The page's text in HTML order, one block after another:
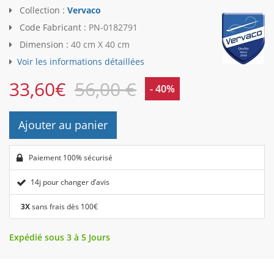
Collection : Vervaco
Code Fabricant : PN-0182791
Dimension : 40 cm X 40 cm
Voir les informations détaillées
33,60€ 56,00 € - 40%
Ajouter au panier
Paiement 100% sécurisé
14j pour changer d’avis
3Xsans frais dès 100€
Expédié sous 3 à 5 Jours